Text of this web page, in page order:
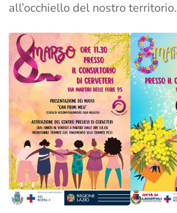
all’occhiello del nostro territorio.